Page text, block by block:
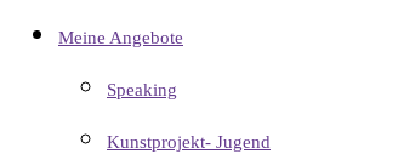
Meine Angebote
Speaking
Kunstprojekt- Jugend